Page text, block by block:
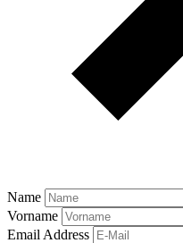
Name
Vorname
Email Address